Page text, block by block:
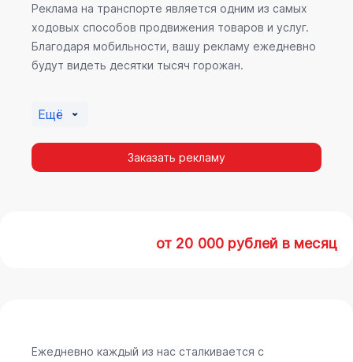
Реклама на транспорте является одним из самых
ходовых способов продвижения товаров и услуг.
Благодаря мобильности, вашу рекламу ежедневно
будут видеть десятки тысяч горожан.
Ещё
Заказать рекламу
от 20 000 рублей в месяц
Ежедневно каждый из нас сталкивается с